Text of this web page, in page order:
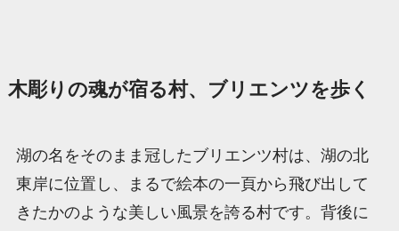
木彫りの魂が宿る村、ブリエンツを歩く
湖の名をそのまま冠したブリエンツ村は、湖の北
東岸に位置し、まるで絵本の一頁から飛び出して
きたかのような美しい風景を誇る村です。背後に